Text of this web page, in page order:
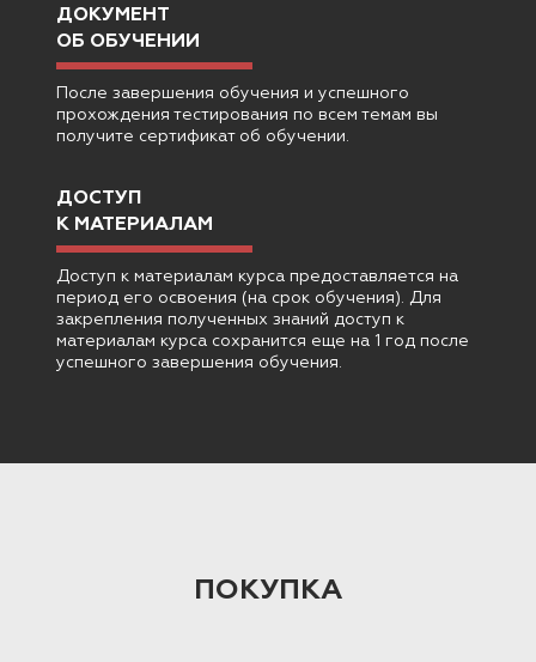
ДОКУМЕНТ
ОБ ОБУЧЕНИИ
После завершения обучения и успешного
прохождения тестирования по всем темам вы
получите сертификат об обучении.
ДОСТУП
К МАТЕРИАЛАМ
Доступ к материалам курса предоставляется на
период его освоения (на срок обучения). Для
закрепления полученных знаний доступ к
материалам курса сохранится еще на 1 год после
успешного завершения обучения.
ПОКУПКА